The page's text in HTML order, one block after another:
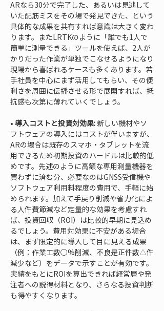
ARなら30分で完了した、あるいは見逃して
いた配筋ミスをその場で発見できた、という
具体的な成果を共有すれば意識は大きく変わ
ります。またLRTKのように「誰でも1人で
簡単に測量できる」ツールを使えば、2人が
かりだった作業が単独でこなせるようになり
現場から喜ばれるケースも多くあります。若
手社員を中心にまず活用してもらい、その便
利さを周囲に伝播させる形で展開すれば、抵
• 導入コストと投資対効果: 新しい機材やソ
フトウェアの導入にはコストが伴いますが、
ARの場合は既存のスマホ・タブレットを流
用できるため初期投資のハードルは比較的低
めです。先述のように高額な専用測量機器を
買わずに済む分、必要なのはGNSS受信機や
ソフトウェア利用料程度の費用で、手軽に始
められます。加えて手戻り削減や省力化によ
る人件費節減など定量的な効果を考慮すれ
ば、投資回収（ROI）は比較的早期に見込め
るでしょう。費用対効果に不安がある場合
は、まず限定的に導入して目に見える成果
（例：作業工数○%削減、不良是正件数△件
減少など）をデータで示すことが有効です。
実績をもとにROIを算出できれば経営層や発
注者への説得材料となり、さらなる投資判断